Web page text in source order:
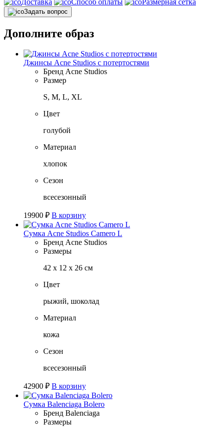
Задать вопрос
Дополните образ
Джинсы Acne Studios с потертостями
Бренд Acne Studios
Размер
S, M, L, XL
Цвет
голубой
Материал
хлопок
Сезон
всесезонный
19900 ₽ В корзину
Сумка Acne Studios Camero L
Бренд Acne Studios
Размеры
42 х 12 х 26 см
Цвет
рыжий, шоколад
Материал
кожа
Сезон
всесезонный
42900 ₽ В корзину
Сумка Balenciaga Bolero
Бренд Balenciaga
Размеры